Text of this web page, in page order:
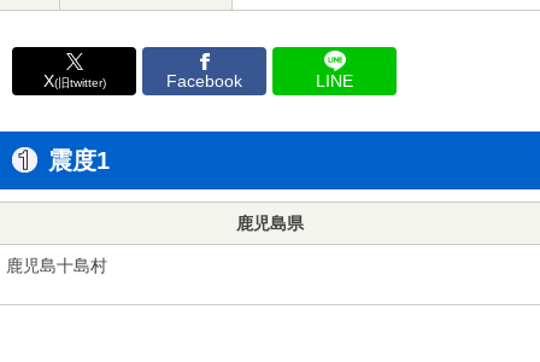
X(旧twitter) Facebook LINE
震度1
鹿児島県
鹿児島十島村